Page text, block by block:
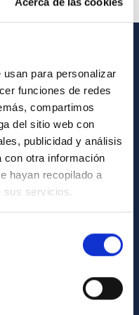
para personalizar
funciones de redes
compartimos
del sitio web con
publicidad y análisis
con otra información
hayan recopilado a
sus servicios.